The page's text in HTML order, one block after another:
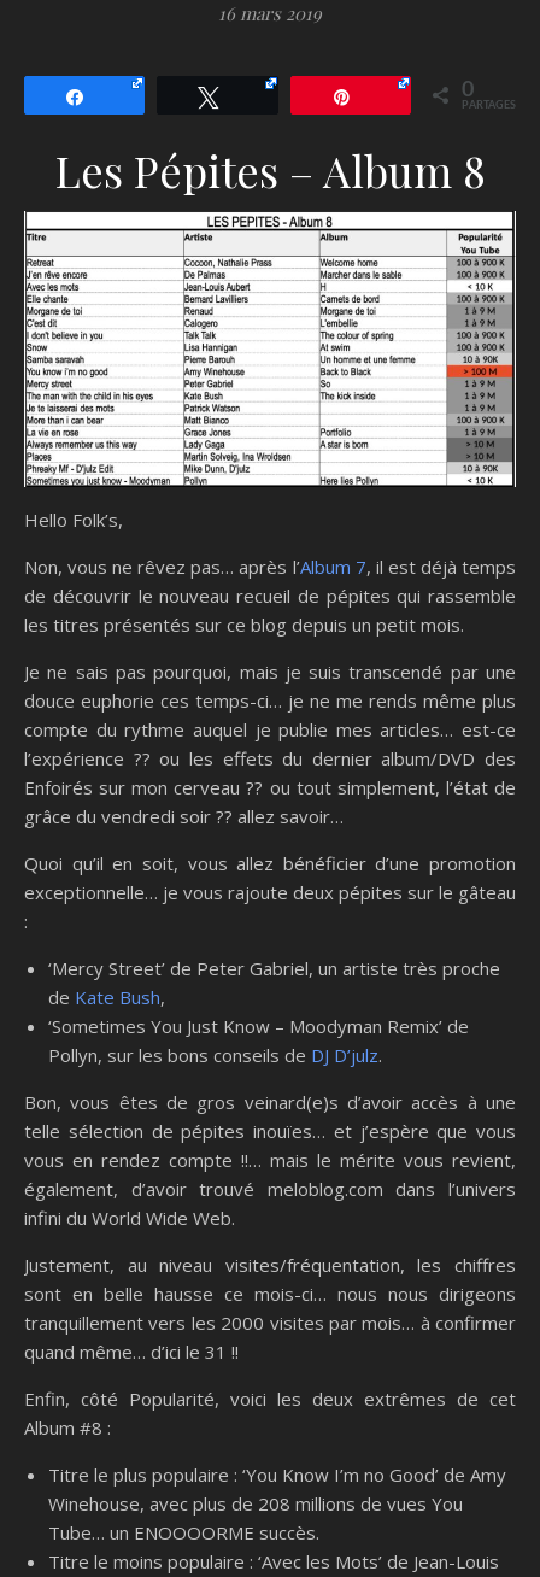
16 mars 2019
0
PARTAGES
Les Pépites – Album 8
Hello Folk’s,
Non, vous ne rêvez pas… après l’Album 7, il est déjà temps
de découvrir le nouveau recueil de pépites qui rassemble
les titres présentés sur ce blog depuis un petit mois.
Je ne sais pas pourquoi, mais je suis transcendé par une
douce euphorie ces temps-ci… je ne me rends même plus
compte du rythme auquel je publie mes articles… est-ce
l’expérience ?? ou les effets du dernier album/DVD des
Enfoirés sur mon cerveau ?? ou tout simplement, l’état de
grâce du vendredi soir ?? allez savoir…
Quoi qu’il en soit, vous allez bénéficier d’une promotion
exceptionnelle… je vous rajoute deux pépites sur le gâteau
:
‘Mercy Street’ de Peter Gabriel, un artiste très proche
de Kate Bush,
‘Sometimes You Just Know – Moodyman Remix’ de
Pollyn, sur les bons conseils de DJ D’julz.
Bon, vous êtes de gros veinard(e)s d’avoir accès à une
telle sélection de pépites inouïes… et j’espère que vous
vous en rendez compte !!… mais le mérite vous revient,
également, d’avoir trouvé meloblog.com dans l’univers
infini du World Wide Web.
Justement, au niveau visites/fréquentation, les chiffres
sont en belle hausse ce mois-ci… nous nous dirigeons
tranquillement vers les 2000 visites par mois… à confirmer
quand même… d’ici le 31 !!
Enfin, côté Popularité, voici les deux extrêmes de cet
Album #8 :
Titre le plus populaire : ‘You Know I’m no Good’ de Amy
Winehouse, avec plus de 208 millions de vues You
Tube… un ENOOOORME succès.
Titre le moins populaire : ‘Avec les Mots’ de Jean-Louis